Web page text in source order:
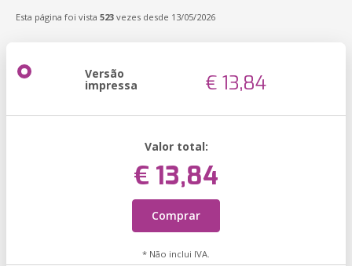
Esta página foi vista 523 vezes desde 13/05/2026
Versão
impressa € 13,84
Valor total:
€ 13,84
Comprar
* Não inclui IVA.